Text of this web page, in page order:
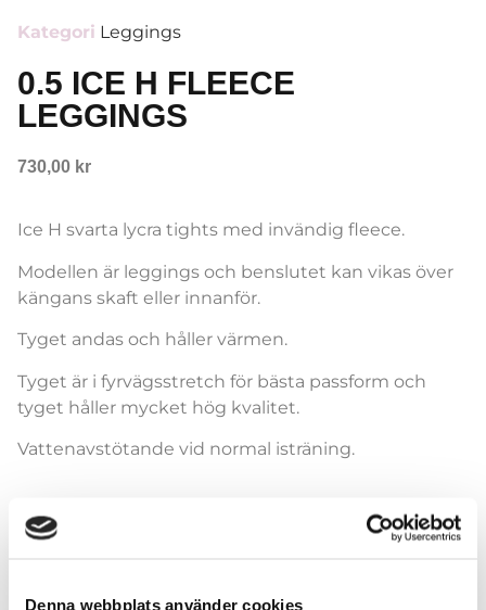
Denna webbplats använder cookies
Kategori Leggings
0.5 ICE H FLEECE
LEGGINGS
730,00 kr
Ice H svarta lycra tights med invändig fleece.
Modellen är leggings och benslutet kan vikas över
kängans skaft eller innanför.
Tyget andas och håller värmen.
Tyget är i fyrvägsstretch för bästa passform och
tyget håller mycket hög kvalitet.
Vattenavstötande vid normal isträning.